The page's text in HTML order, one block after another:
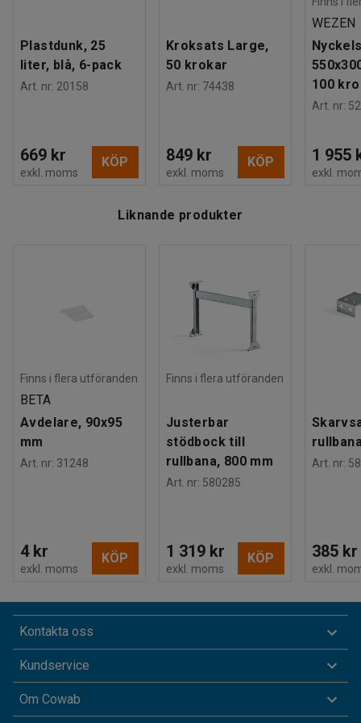
Plastdunk, 25
liter, blå, 6-pack
Art. nr: 20158
669 kr
exkl. moms
KÖP
Kroksats Large,
50 krokar
Art. nr: 74438
849 kr
exkl. moms
KÖP
WEZEN
100
Art. nr:
1 955
exkl.
Liknande produkter
Finns i flera utföranden
BETA
Avdelare, 90x95
mm
Art. nr: 31248
4 kr
exkl. moms
KÖP
Finns i flera utföranden
Justerbar
stödbock till
rullbana, 800 mm
Art. nr: 580285
1 319 kr
exkl. moms
KÖP
Art. nr:
385 kr
exkl.
Kontakta oss
Kundservice
Om Cowab